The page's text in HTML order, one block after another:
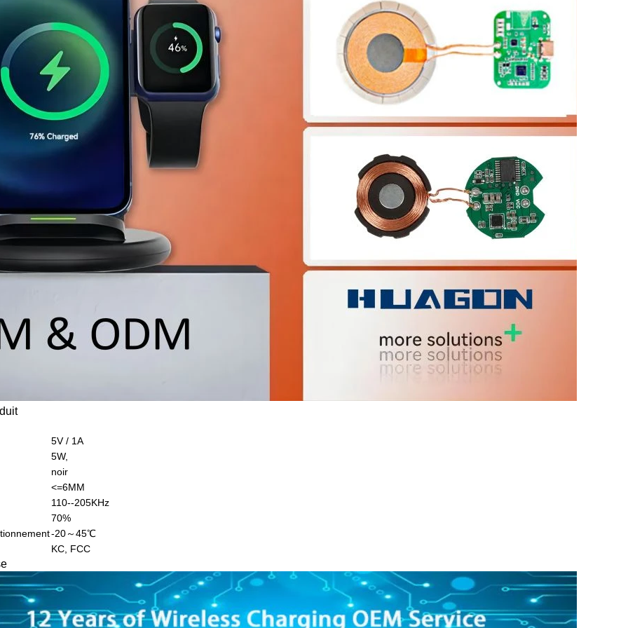
5V / 1A
5W,
noir
<=6MM
110--205KHz
70%
-20～45℃
KC, FCC